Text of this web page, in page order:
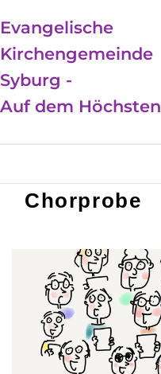
Evangelische
Kirchengemeinde
Syburg -
Auf dem Höchsten
Chorprobe